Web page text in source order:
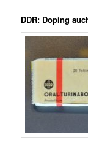
DDR: Doping